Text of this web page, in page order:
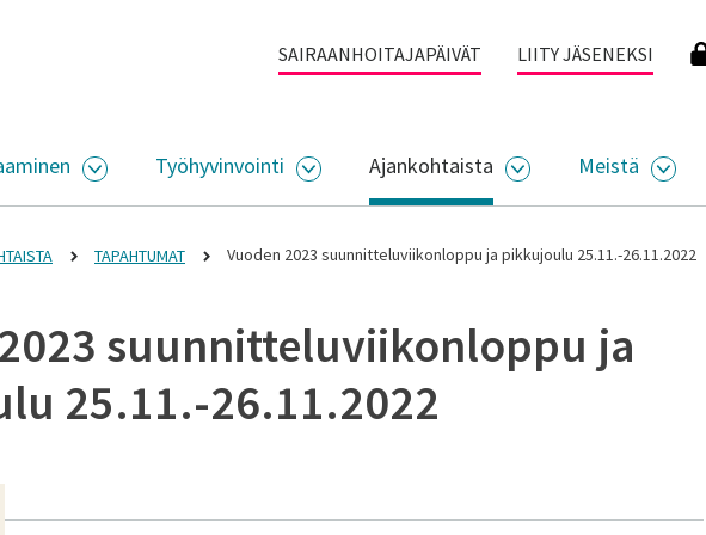
SAIRAANHOITAJAPÄIVÄT LIITY JÄSENEKSI
AVAA ALASIVUJEN VALIKKO
Työhyvinvointi
AVAA ALASIVUJEN VALIKKO
Ajankohtaista
AVAA ALASIVUJEN
Meistä
TAPAHTUMAT Vuoden 2023 suunnitteluviikonloppu ja pikkujoulu 25.11.-26.11.2022
suunnitteluviikonloppu ja
25.11.-26.11.2022